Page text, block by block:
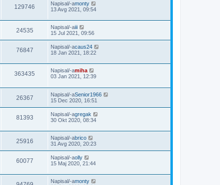
129746 Napisal/-amonty
13 Avg 2021, 09:54
24535 Napisal/-aiii
15 Jul 2021, 09:56
76847 Napisal/-acaus24
18 Jan 2021, 18:22
363435 Napisal/-amiha
03 Jan 2021, 12:39
26367 Napisal/-aSenior1966
15 Dec 2020, 16:51
81393 Napisal/-agregak
30 Okt 2020, 08:34
25916 Napisal/-abrico
31 Avg 2020, 20:23
60077 Napisal/-aolly
15 Maj 2020, 21:44
Napisal/-amonty